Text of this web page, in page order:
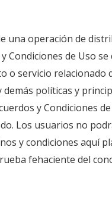
una operación de
Condiciones de Uso se
o servicio relacionado
políticas y
y Condiciones
Los usuarios no
y condiciones aquí
fehaciente del